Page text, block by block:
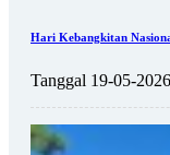
Hari Kebangkitan
Tanggal 19-05-